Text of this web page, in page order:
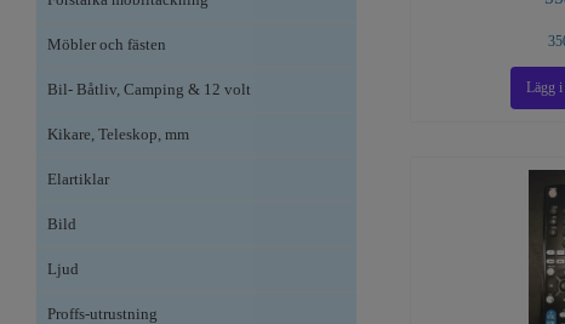
Möbler och fästen
Bil- Båtliv, Camping & 12 volt
Kikare, Teleskop, mm
Elartiklar
Bild
Ljud
Proffs-utrustning